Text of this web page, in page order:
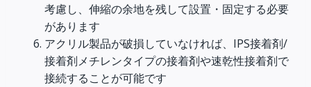
考慮し、伸縮の余地を残して設置・固定する必要
があります
アクリル製品が破損していなければ、IPS接着剤/
接着剤メチレンタイプの接着剤や速乾性接着剤で
接続することが可能です